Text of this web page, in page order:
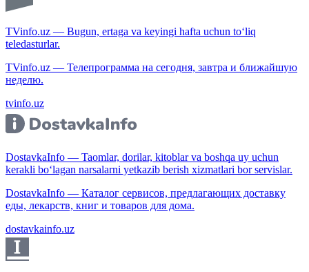
TVinfo.uz — Bugun, ertaga va keyingi hafta uchun to‘liq
teledasturlar.
TVinfo.uz — Телепрограмма на сегодня, завтра и ближайшую
неделю.
tvinfo.uz
DostavkaInfo — Taomlar, dorilar, kitoblar va boshqa uy uchun
kerakli bo‘lagan narsalarni yetkazib berish xizmatlari bor servislar.
DostavkaInfo — Каталог сервисов, предлагающих доставку
еды, лекарств, книг и товаров для дома.
dostavkainfo.uz